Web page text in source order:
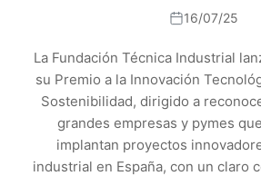
16/07/25
La Fundación Técnica Industrial
su Premio a la Innovación
Sostenibilidad, dirigido a
grandes empresas y pymes
implantan proyectos
industrial en España, con un claro